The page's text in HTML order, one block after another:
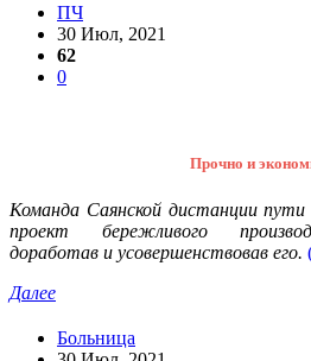
ПЧ
30 Июл, 2021
62
0
Прочно и
Команда Саянской дистанции
проект бережливого
доработав и усовершенствовав его.
Далее
Больница